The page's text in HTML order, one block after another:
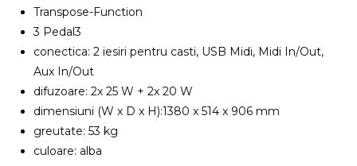
Transpose-Function
3 Pedal3
conectica: 2 iesiri pentru casti, USB Midi, Midi In/Out,
Aux In/Out
difuzoare: 2x 25 W + 2x 20 W
dimensiuni (W x D x H):1380 x 514 x 906 mm
greutate: 53 kg
culoare: alba